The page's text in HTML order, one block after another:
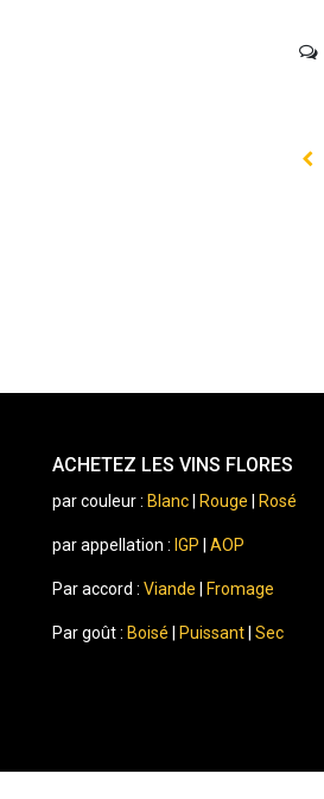
ACHETEZ LES VINS FLORES
par couleur : Blanc| Rouge Rosé
par appellation : IGP AOP
Par accord : Viande Fromage
Par goût : Boisé Puissant Sec